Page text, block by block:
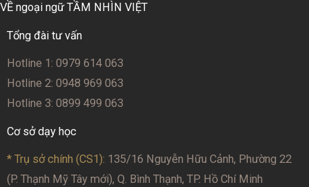
VỀ ngoại ngữ TẦM NHÌN VIỆT
Tổng đài tư vấn
Hotline 1: 0979 614 063
Hotline 2: 0948 969 063
Hotline 3: 0899 499 063
Cơ sở dạy học
* Trụ sở chính (CS1): 135/16 Nguyễn Hữu Cảnh, Phường 22
(P. Thạnh Mỹ Tây mới), Q. Bình Thạnh, TP. Hồ Chí Minh